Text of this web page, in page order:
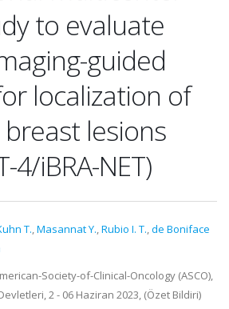
to evaluate
guided
localization of
lesions
4/iBRA-NET)
T.,Masannat Y.,Rubio I. T.,de Boniface
Society-of-Clinical-Oncology (ASCO),
2 - 06 Haziran 2023, (Özet Bildiri)